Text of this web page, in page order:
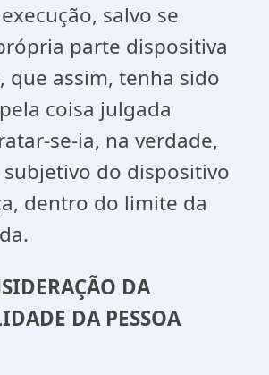
salvo se
parte dispositiva
que assim, tenha sido
coisa julgada
se-ia, na verdade,
subjetivo do dispositivo
dentro do limite da
DA
DA PESSOA